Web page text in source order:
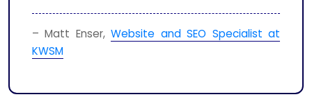
– Matt Enser,Website and SEO Specialist at
KWSM